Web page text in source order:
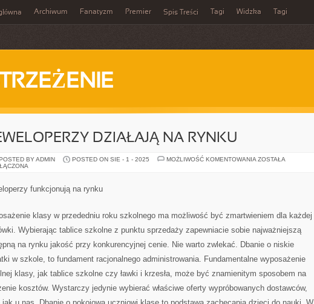
Archiwum Fanatyzm Premier Spis Treści Tagi Widzka Tagi
DZIAŁAJĄ NA RYNKU
BY ADMIN POSTED ON SIE - 1 - 2025 MOŻLIWOŚĆ KOMENTOWANIA DEWELOPERZY
ZOSTAŁA
funkcjonują na rynku
klasy w przededniu roku szkolnego ma możliwość być zmartwieniem dla każdej
Wybierając tablice szkolne z punktu sprzedaży zapewniacie sobie najważniejszą
na rynku jakość przy konkurencyjnej cenie. Nie warto zwlekać. Dbanie o niskie
w szkole, to fundament racjonalnego administrowania. Fundamentalne wyposażenie
klasy, jak tablice szkolne czy ławki i krzesła, może być znamienitym sposobem na
kosztów. Wystarczy jedynie wybierać właściwe oferty wypróbowanych dostawców,